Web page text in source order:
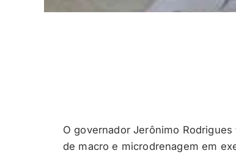
O governador Jerônimo
de macro e microdrenagem em